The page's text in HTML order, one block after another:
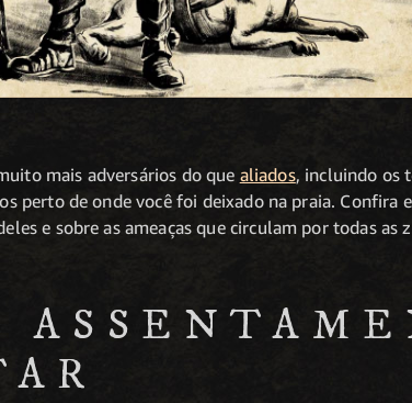
mais adversários do que aliados, incluindo os
perto de onde você foi deixado na praia. Confira
e sobre as ameaças que circulam por todas as